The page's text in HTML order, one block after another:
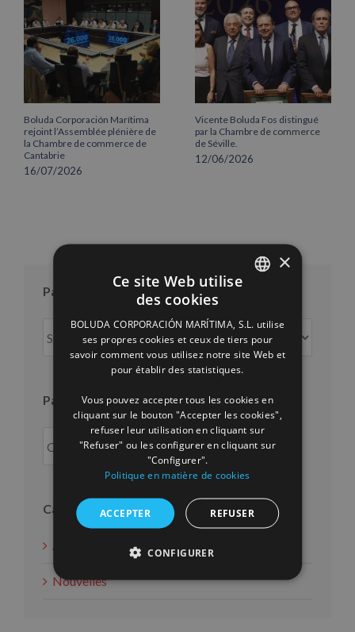
Boluda Corporación Marítima
rejoint l’Assemblée plénière de
la Chambre de commerce de
Cantabrie
16/07/2026
Vicente Boluda Fos distingué
par la Chambre de commerce
de Séville.
12/06/2026
Par mois
mois
Par an
Catégories
Actions d'intérêt social
Nouvelles
ENGLISH
FRENCH
×
Ce site Web utilise
des cookies
BOLUDA CORPORACIÓN MARÍTIMA, S.L. utilise
ses propres cookies et ceux de tiers pour
savoir comment vous utilisez notre site Web et
pour établir des statistiques.
Vous pouvez accepter tous les cookies en
cliquant sur le bouton "Accepter les cookies",
refuser leur utilisation en cliquant sur
"Refuser" ou les configurer en cliquant sur
"Configurer".
Politique en matière de cookies
ACCEPTER REFUSER
CONFIGURER